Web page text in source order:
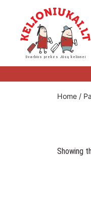
Kelioniukai
LT
Svarbios prekės Jūsų kelionei
Home/
Showing